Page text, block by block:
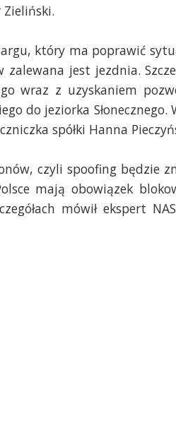
który ma poprawić
jest jezdnia.
wraz z uzyskaniem
do jeziorka
spółki Hanna
czyli spoofing będzie
mają obowiązek
mówił ekspert